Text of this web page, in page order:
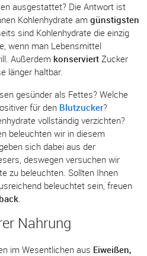
ausgestattet? Die Antwort ist
Kohlenhydrate am günstigsten
sind Kohlenhydrate die einzig
wenn man Lebensmittel
Außerdem konserviert Zucker
länger haltbar.
gesünder als Fettes? Welche
für den Blutzucker?
vollständig verzichten?
beleuchten wir in diesem
sich dabei aus der
deswegen versuchen wir
zu beleuchten. Sollten Ihnen
beleuchtet sein, freuen
.
Nahrung
im Wesentlichen aus Eiweißen,